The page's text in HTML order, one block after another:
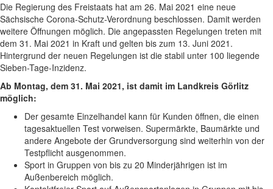
Die Regierung des Freistaats hat am 26. Mai 2021 eine neue
Sächsische Corona-Schutz-Verordnung beschlossen. Damit werden
weitere Öffnungen möglich. Die angepassten Regelungen treten mit
dem 31. Mai 2021 in Kraft und gelten bis zum 13. Juni 2021.
Hintergrund der neuen Regelungen ist die stabil unter 100 liegende
Sieben-Tage-Inzidenz.
Ab Montag, dem 31. Mai 2021, ist damit im Landkreis Görlitz
möglich:
Der gesamte Einzelhandel kann für Kunden öffnen, die einen
tagesaktuellen Test vorweisen. Supermärkte, Baumärkte und
andere Angebote der Grundversorgung sind weiterhin von der
Testpflicht ausgenommen.
Sport in Gruppen von bis zu 20 Minderjährigen ist im
Außenbereich möglich.